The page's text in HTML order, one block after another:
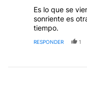
Es lo que se
sonriente es
tiempo.
RESPONDER 1